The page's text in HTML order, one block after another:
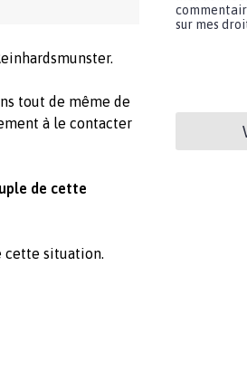
tout de même de
à le contacter
de cette
cette situation.
sur mes